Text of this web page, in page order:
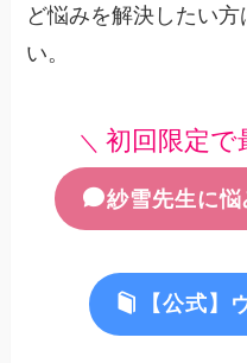
ど悩みを解決したい
い。
＼ 初回限定で
紗雪先生に悩
【公式】